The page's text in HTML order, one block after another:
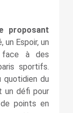
proposant
un Espoir, un
face à des
sportifs.
quotidien du
un défi pour
points en